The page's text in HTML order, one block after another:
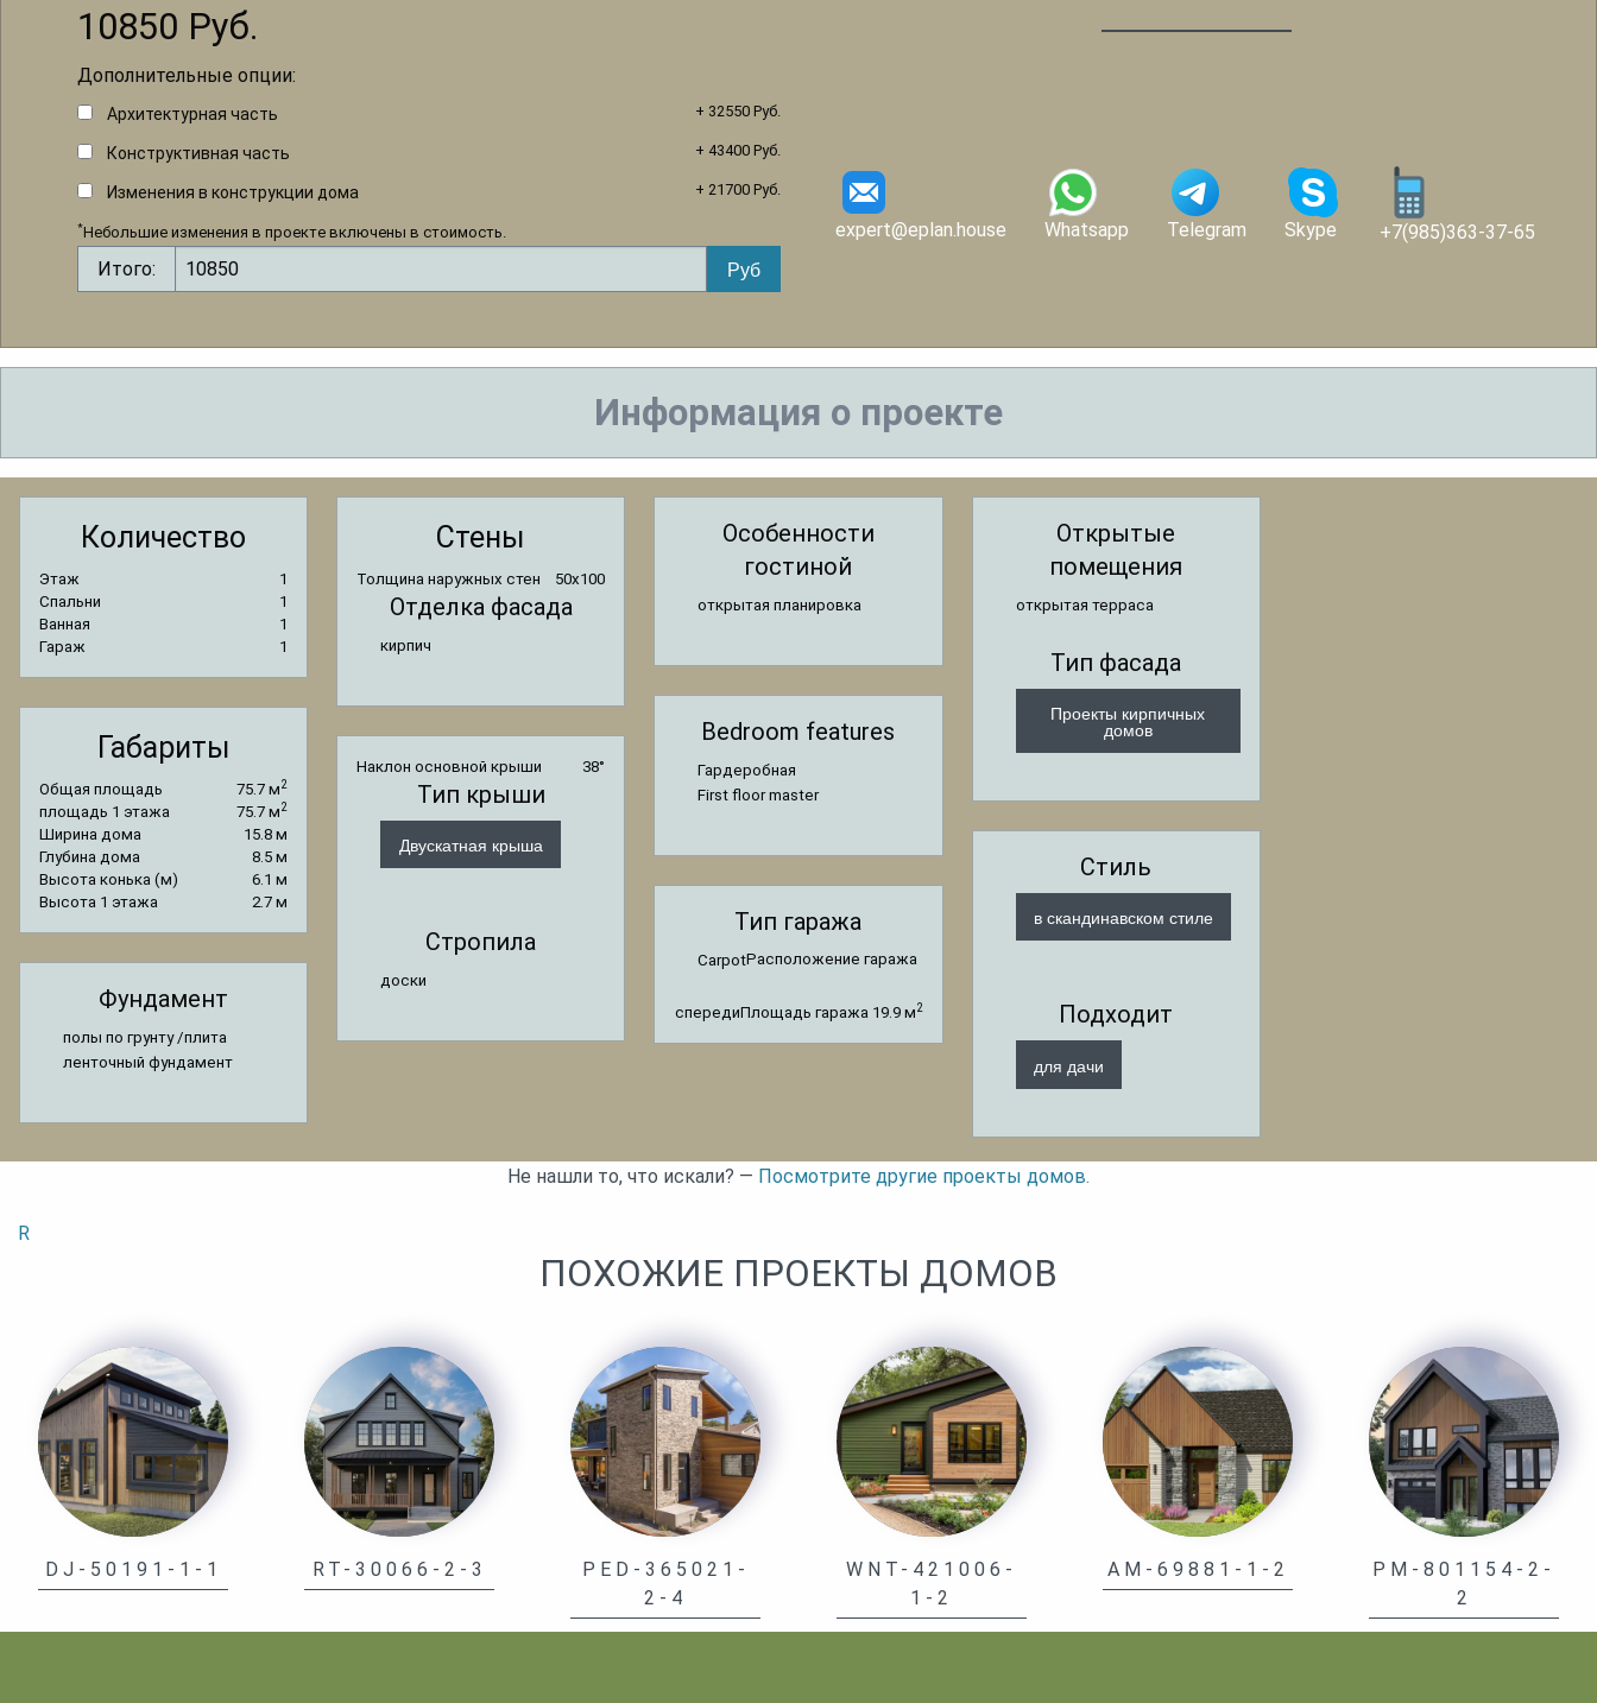
10850 Руб.
Дополнительные опции:
Архитектурная часть + 32550 Руб.
Конструктивная часть + 43400 Руб.
Изменения в конструкции дома + 21700 Руб.
*Небольшие изменения в проекте включены в стоимость.
Итого:
expert@eplan.house Whatsapp Telegram Skype +7(985)363-37-65
Информация о проекте
Количество
Этаж
1
Спальни
1
Ванная
1
Гараж
1
Габариты
Общая площадь 75.7 м2
площадь 1 этажа 75.7 м2
Ширина дома
15.8 м
Глубина дома
8.5 м
Высота конька (м)
6.1 м
Высота 1 этажа
2.7 м
Фундамент
полы по грунту /плита
ленточный фундамент
Стены
Толщина наружных стен 50x100
Отделка фасада
кирпич
Наклон основной крыши 38°
Тип крыши
Двускатная крыша
Стропила
доски
Особенности
гостиной
открытая планировка
Bedroom features
Гардеробная
First floor master
Тип гаража
CarpotРасположение гаража
спередиПлощадь гаража 19.9 м2
Открытые
помещения
открытая терраса
Тип фасада
Проекты кирпичных
домов
Стиль
в скандинавском стиле
Подходит
для дачи
Не нашли то, что искали? — Посмотрите другие проекты домов.
R
ПОХОЖИЕ ПРОЕКТЫ ДОМОВ
DJ-50191-1-1 RT-30066-2-3
PED-365021-
2-4
WNT-421006-
1-2
AM-69881-1-2
PM-801154-2-
2